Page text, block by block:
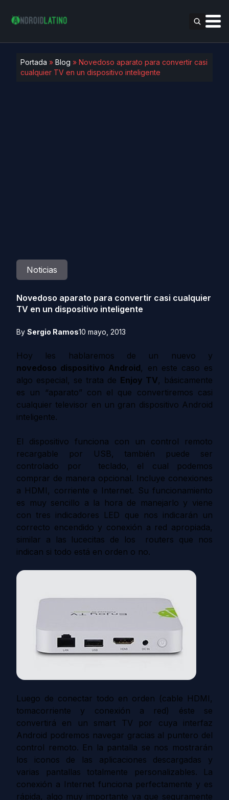
Portada » Blog » Novedoso aparato para convertir casi
cualquier TV en un dispositivo inteligente
Noticias
Novedoso aparato para convertir casi cualquier
TV en un dispositivo inteligente
By Sergio Ramos10 mayo, 2013
Hoy les hablaremos de un nuevo y
novedoso dispositivo Android, en este caso es
algo especial, se trata de Enjoy TV, básicamente
es un “aparato” con el que convertiremos casi
cualquier televisor en un gran dispositivo Android
inteligente.
El dispositivo funciona con un control remoto
recargable por USB, también puede ser
controlado por teclado, el cual podemos
comprar de manera opcional. Incluye conexiones
a HDMI, corriente e Internet. Su funcionamiento
es muy sencillo a la hora de manejarlo y viene
con tres indicadores LED que nos indicarán un
correcto encendido y conexión a red apropiada,
similar a las lucecitas de los routers que nos
indican si todo está en orden o no.
Luego de conectar todo en orden (cable HDMI,
tomacorriente y conexión a red) éste se
convertirá en un smart TV por cuya interfaz
Android podremos navegar gracias al puntero del
control remoto. En la pantalla se nos mostrarán
los iconos de las aplicaciones descargadas y
varias
pantallas totalmente personalizables. La
conexión a Internet funciona perfectamente y es
rápida, algo muy importante ya que seguramente